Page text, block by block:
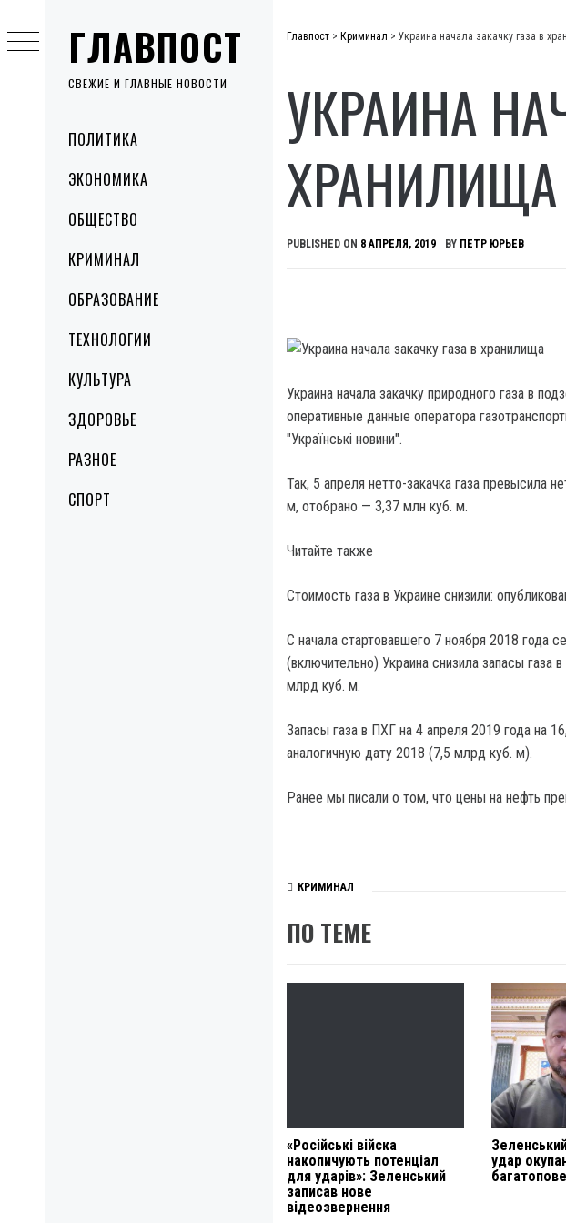
ГЛАВПОСТ
СВЕЖИЕ И ГЛАВНЫЕ НОВОСТИ
MenuПОЛИТИКА
ЭКОНОМИКА
ОБЩЕСТВО
КРИМИНАЛ
ОБРАЗОВАНИЕ
ТЕХНОЛОГИИ
КУЛЬТУРА
ЗДОРОВЬЕ
РАЗНОЕ
СПОРТ
to
content
Главпост > Криминал > Украина начала закачку газа в
УКРАИНА
ХРАНИЛИЩА
PUBLISHED ON 8 АПРЕЛЯ, 2019 BY ПЕТР ЮРЬЕВ
Украина начала закачку природного газа в
оперативные данные оператора
"Українські новини".
Так, 5 апреля нетто-закачка газа превысила
м, отобрано — 3,37 млн куб. м.
Читайте также
Стоимость газа в Украине снизили:
С начала стартовавшего 7 ноября 2018 года
(включительно) Украина снизила запасы
млрд куб. м.
Запасы газа в ПХГ на 4 апреля 2019 года на
аналогичную дату 2018 (7,5 млрд куб. м).
Ранее мы писали о том, что цены на нефть
КРИМИНАЛ
ПО ТЕМЕ
«Російські війска
накопичують потенціал
для ударів»: Зеленський
записав нове
відеозвернення
удар